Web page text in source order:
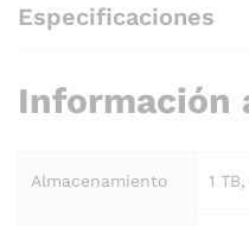
Especificaciones
Información
Almacenamiento 1